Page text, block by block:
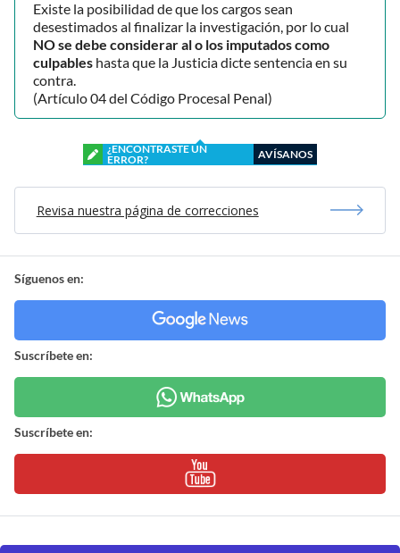
Existe la posibilidad de que los cargos sean
desestimados al finalizar la investigación, por lo cual
NO se debe considerar al o los imputados como
culpables hasta que la Justicia dicte sentencia en su
contra.
(Artículo 04 del Código Procesal Penal)
¿ENCONTRASTE UN
ERROR?
AVÍSANOS
Revisa nuestra página de correcciones
Síguenos en:
Suscríbete en:
Suscríbete en: